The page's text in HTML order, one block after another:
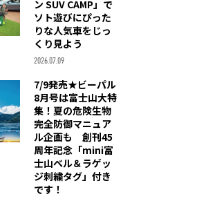
ン SUV CAMP」で
ソト遊びにぴった
りな人気車をじっ
くり見よう
2026.07.09
7/9発売★ビーパル
8月号は富士山大特
集！夏の危険生物
完全防御マニュア
ル企画も 創刊45
周年記念「mini富
士山ベル＆ラゲッ
ジ刺繍タグ」付き
です！